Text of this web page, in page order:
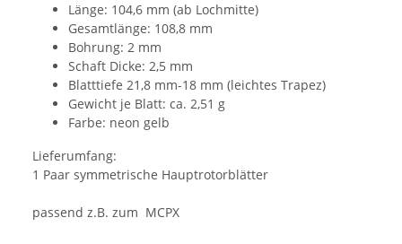
Länge: 104,6 mm (ab Lochmitte)
Gesamtlänge: 108,8 mm
Bohrung: 2 mm
Schaft Dicke: 2,5 mm
Blatttiefe 21,8 mm-18 mm (leichtes Trapez)
Gewicht je Blatt: ca. 2,51 g
Farbe: neon gelb
Lieferumfang:
1 Paar symmetrische Hauptrotorblätter
passend z.B. zum MCPX